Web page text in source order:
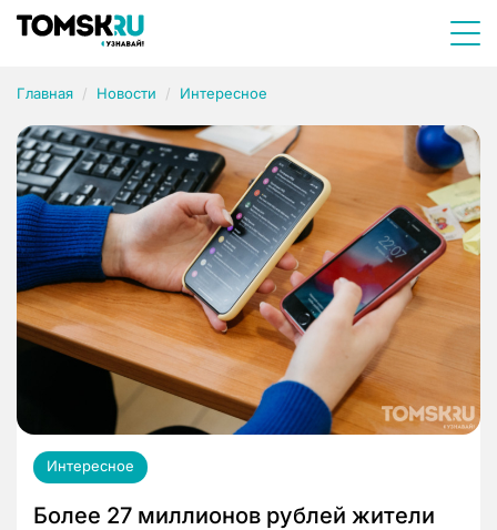
Главная Новости Интересное
Интересное
Более 27 миллионов рублей жители